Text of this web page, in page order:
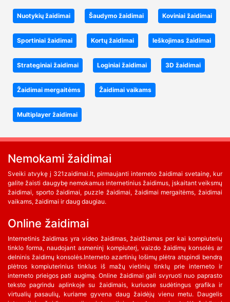
Nuotykių žaidimai Šaudymo žaidimai Koviniai žaidimai
Sportiniai žaidimai Kortų žaidimai Ieškojimas žaidimai
Strateginiai žaidimai Loginiai žaidimai 3D žaidimai
Žaidimai mergaitėms Žaidimai vaikams
Multiplayer žaidimai
Nemokami žaidimai
Sveiki atvykę į 321zaidimai.lt, pirmaujanti interneto žaidimai svetainę, kur
galite žaisti daugybę nemokamus internetinius žaidimus, įskaitant veiksmų
žaidimai, sporto žaidimai, puzzle žaidimai, žaidimai mergaitėms, žaidimai
vaikams, žaidimai ir daug daugiau.
Online žaidimai
Internetinis žaidimas yra video žaidimas, žaidžiamas per kai kompiuterių
tinklo forma, naudojant asmeninį kompiuterį, vaizdo žaidimų konsolės ar
delninis žaidimų konsolės.Interneto azartinių lošimų plėtra atspindi bendrą
plėtros kompiuterinius tinklus iš mažų vietinių tinklų prie interneto ir
interneto prieigos pati augimą. Online žaidimai gali svyruoti nuo paprasto
teksto pagrindu aplinkoje su žaidimais, kuriuose sudėtingus grafika ir
virtualių pasaulių, kuriame gyvena daug žaidėjų vienu metu. Daugelis